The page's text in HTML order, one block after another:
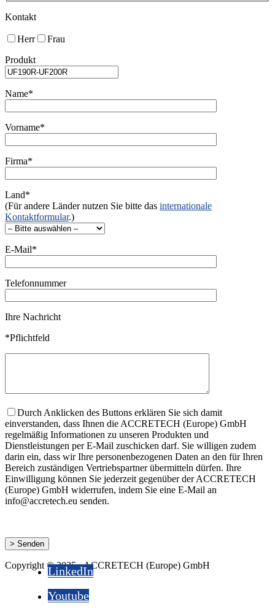
Kontakt
Herr
Frau
Produkt
Name*
Vorname*
Firma*
Land*
(Für andere Länder nutzen Sie bitte das internationale
Kontaktformular.)
E-Mail*
Telefonnummer
Ihre Nachricht
*Pflichtfeld
Durch Anklicken des Buttons erklären Sie sich damit
einverstanden, dass Ihnen die ACCRETECH (Europe) GmbH
regelmäßig Informationen zu unseren Produkten und
Dienstleistungen per E-Mail zuschicken darf. Sie willigen zudem
darin ein, dass wir Ihre personenbezogenen Daten an den für Ihren
Bereich zuständigen Vertriebspartner übermitteln dürfen. Ihre
Einwilligung können Sie jederzeit gegenüber der ACCRETECH
(Europe) GmbH widerrufen, indem Sie eine E-Mail an
info@accretech.eu senden.
Copyright © 2025 - ACCRETECH (Europe) GmbH
LinkedIn
Youtube